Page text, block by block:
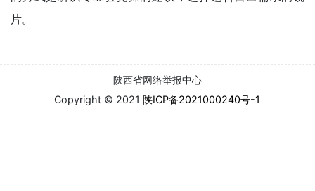
片。
陕西省网络举报中心
Copyright © 2021陕ICP备2021000240号-1